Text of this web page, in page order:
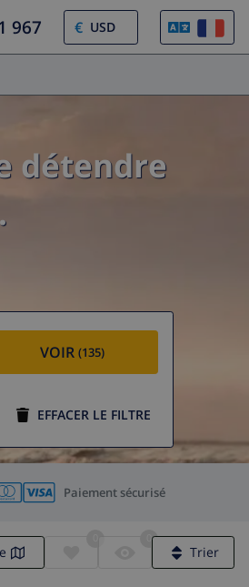
967 €
détendre
VOIR (135)
EFFACER LE FILTRE
Paiement sécurisé
Trier